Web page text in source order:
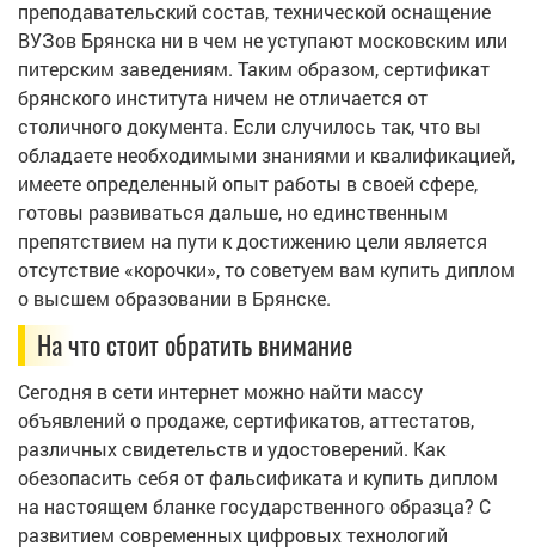
преподавательский состав, технической оснащение
ВУЗов Брянска ни в чем не уступают московским или
питерским заведениям. Таким образом, сертификат
брянского института ничем не отличается от
столичного документа. Если случилось так, что вы
обладаете необходимыми знаниями и квалификацией,
имеете определенный опыт работы в своей сфере,
готовы развиваться дальше, но единственным
препятствием на пути к достижению цели является
отсутствие «корочки», то советуем вам купить диплом
о высшем образовании в Брянске.
На что стоит обратить внимание
Сегодня в сети интернет можно найти массу
объявлений о продаже, сертификатов, аттестатов,
различных свидетельств и удостоверений. Как
обезопасить себя от фальсификата и купить диплом
на настоящем бланке государственного образца? С
развитием современных цифровых технологий